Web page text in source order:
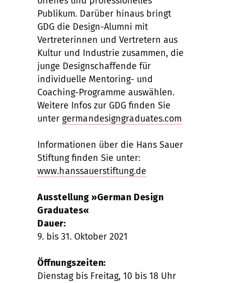
Publikum. Darüber hinaus bringt
GDG die Design-Alumni mit
Vertreterinnen und Vertretern aus
Kultur und Industrie zusammen, die
junge Designschaffende für
individuelle Mentoring- und
Coaching-Programme auswählen.
Weitere Infos zur GDG finden Sie
unter germandesigngraduates.com
Informationen über die Hans Sauer
Stiftung finden Sie unter:
www.hanssauerstiftung.de
Ausstellung »German Design
Graduates«
Dauer:
9. bis 31. Oktober 2021
Öffnungszeiten:
Dienstag bis Freitag, 10 bis 18 Uhr